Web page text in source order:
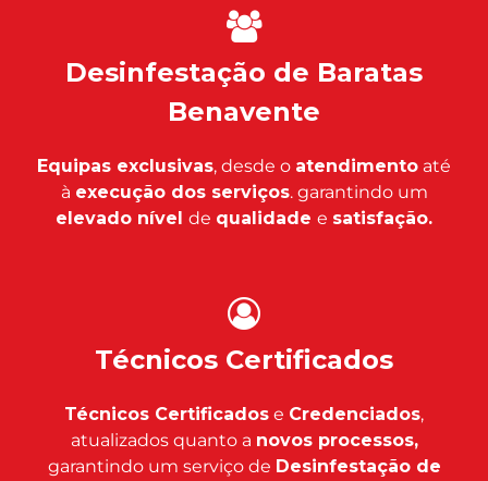
Desinfestação de Baratas
Benavente
Equipas exclusivas, desde o atendimento até
à execução dos serviços. garantindo um
elevado nível de qualidade e satisfação.
Técnicos Certificados
Técnicos Certificados e Credenciados,
atualizados quanto a novos processos,
garantindo um serviço de Desinfestação de